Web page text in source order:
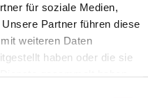
für soziale Medien,
Partner führen diese
weiteren Daten
haben oder die sie